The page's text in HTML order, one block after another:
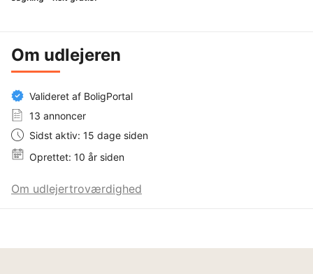
Om udlejeren
Valideret af BoligPortal
13 annoncer
Sidst aktiv: 15 dage siden
Oprettet: 10 år siden
Om udlejertroværdighed